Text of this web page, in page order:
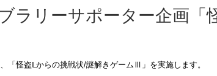
ラリーサポーター企画「
「怪盗Ⅼからの挑戦状/謎解きゲームⅢ」を実施します。